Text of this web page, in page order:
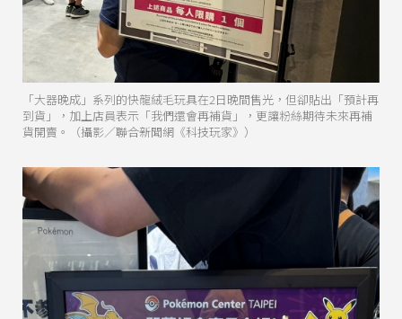
「大器晚成」系列的快龍絨毛玩具在2日晚間售光，但卻貼出「預計再
到貨」，加上店員表示「我們還會再補貨」，更讓粉絲期待未來再補
貨開賣。（攝影／聯合新聞網《科技玩家》）